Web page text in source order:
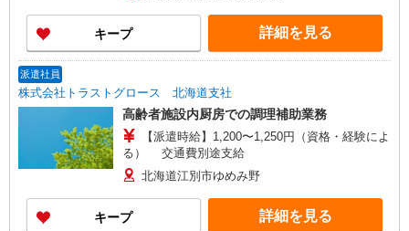
キープ 詳細を見る
派遣社員
株式会社トラストグロース 北海道支社
高齢者施設内厨房での調理補助業務
【派遣時給】1,200〜1,250円（資格・経験によ
る） 交通費別途支給
北海道江別市ゆめみ野
キープ 詳細を見る